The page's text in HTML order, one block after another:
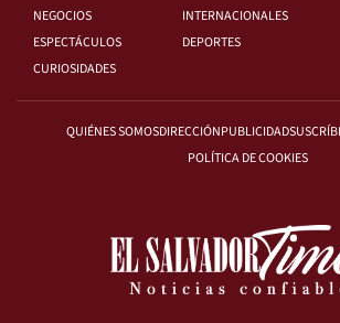
NEGOCIOS
INTERNACIONALES
ESPECTÁCULOS
DEPORTES
CURIOSIDADES
QUIÉNES SOMOSDIRECCIÓNPUBLICIDAD
POLÍTICA DE COOKIES